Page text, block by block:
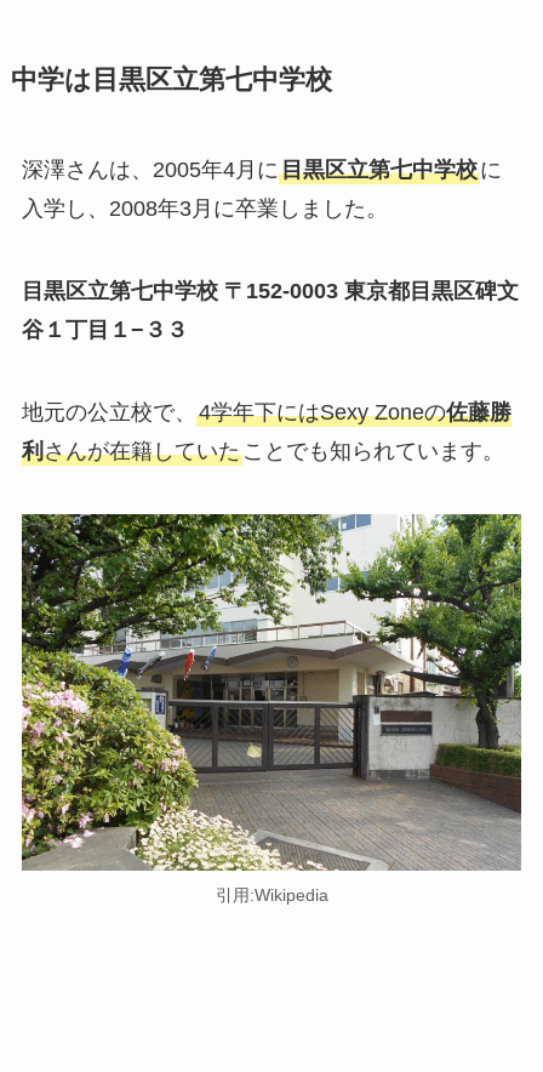
中学は目黒区立第七中学校
深澤さんは、2005年4月に目黒区立第七中学校に
入学し、2008年3月に卒業しました。
目黒区立第七中学校 〒152-0003 東京都目黒区碑文
谷１丁目１−３３
地元の公立校で、 4学年下にはSexy Zoneの佐藤勝
利さんが在籍していたことでも知られています。
引用:Wikipedia